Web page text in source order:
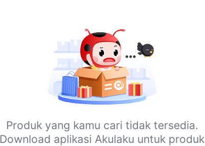
Produk yang kamu cari tidak tersedia.
Download aplikasi Akulaku untuk produk